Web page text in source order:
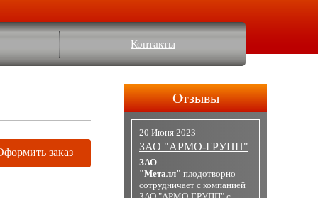
Контакты
заказ
Отзывы
20 Июня 2023
ЗАО "АРМО-ГРУПП"
ЗАО
"Металл" плодотворно
сотрудничает с компанией